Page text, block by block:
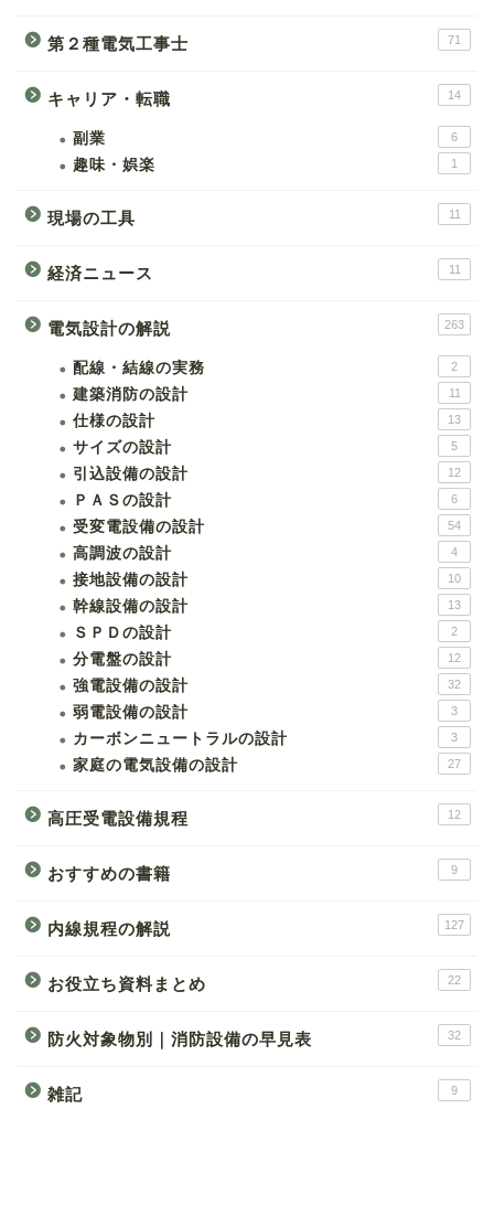
第２種電気工事士 71
キャリア・転職 14
副業 6
趣味・娯楽 1
現場の工具 11
経済ニュース 11
電気設計の解説 263
配線・結線の実務 2
建築消防の設計 11
仕様の設計 13
サイズの設計 5
引込設備の設計 12
ＰＡＳの設計 6
受変電設備の設計 54
高調波の設計 4
接地設備の設計 10
幹線設備の設計 13
ＳＰＤの設計 2
分電盤の設計 12
強電設備の設計 32
弱電設備の設計 3
カーボンニュートラルの設計 3
家庭の電気設備の設計 27
高圧受電設備規程 12
おすすめの書籍 9
内線規程の解説 127
お役立ち資料まとめ 22
防火対象物別｜消防設備の早見表 32
雑記 9